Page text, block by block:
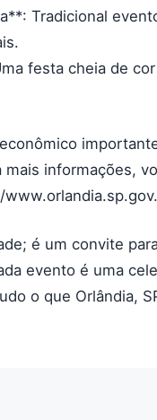
Tradicional
festa cheia de
mais informações,
é um convite
evento é uma
o que Orlândia,